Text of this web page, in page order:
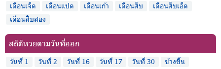
เดือนเจ็ด
เดือนแปด เดือนเก้า เดือนสิบ
เดือนสิบเอ็ด
เดือนสิบสอง
สถิติหวยตามวันที่ออก
วันที่ 1 วันที่ 2 วันที่ 16 วันที่ 17 วันที่ 30
ข้างขึ้น